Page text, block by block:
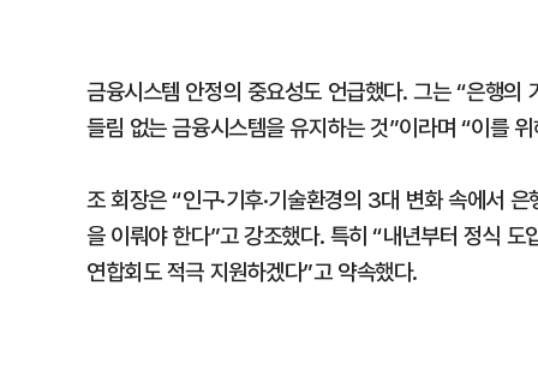
금융시스템 안정의 중요성도 언급했다. 그는 “은행
들림 없는 금융시스템을 유지하는 것”이라며 “이를
조 회장은 “인구·기후·기술환경의 3대 변화 속에서
을 이뤄야 한다”고 강조했다. 특히 “내년부터 정식
연합회도 적극 지원하겠다”고 약속했다.